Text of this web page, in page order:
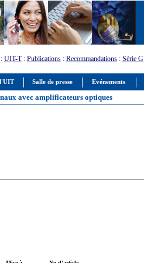
l'UIT Salle de presse Evénements
: UIT-T: Publications : Recommandations : Série G
avec amplificateurs optiques